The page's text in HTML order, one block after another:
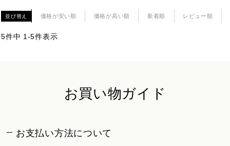
並び替え 価格が安い順 価格が高い順 新着順 レビュー順
5件中 1-5件表示
お買い物ガイド
お支払い方法について